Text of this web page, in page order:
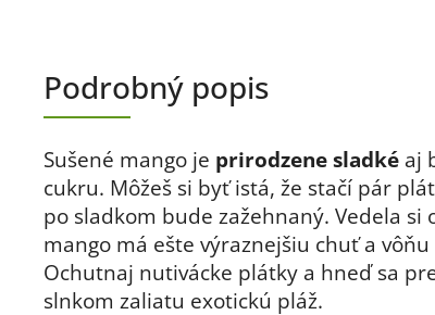
Podrobný popis
Sušené mango je prirodzene sladké aj
cukru. Môžeš si byť istá, že stačí pár
po sladkom bude zažehnaný. Vedela si
mango má ešte výraznejšiu chuť a vôňu
Ochutnaj nutivácke plátky a hneď sa
slnkom zaliatu exotickú pláž.